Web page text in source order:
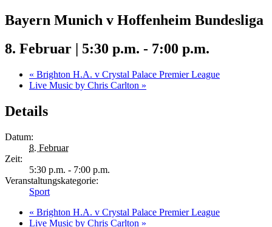
Bayern Munich v Hoffenheim Bundesliga
8. Februar | 5:30 p.m. - 7:00 p.m.
« Brighton H.A. v Crystal Palace Premier League
Live Music by Chris Carlton »
Details
Datum:
8. Februar
Zeit:
5:30 p.m. - 7:00 p.m.
Veranstaltungskategorie:
Sport
« Brighton H.A. v Crystal Palace Premier League
Live Music by Chris Carlton »